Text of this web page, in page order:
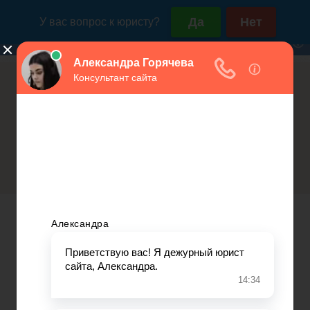
+7(800)350-23-69 доб.603 +7(499)577-00-25 доб.603